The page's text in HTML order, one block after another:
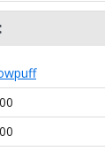
сайте
для интернет-
в розничных